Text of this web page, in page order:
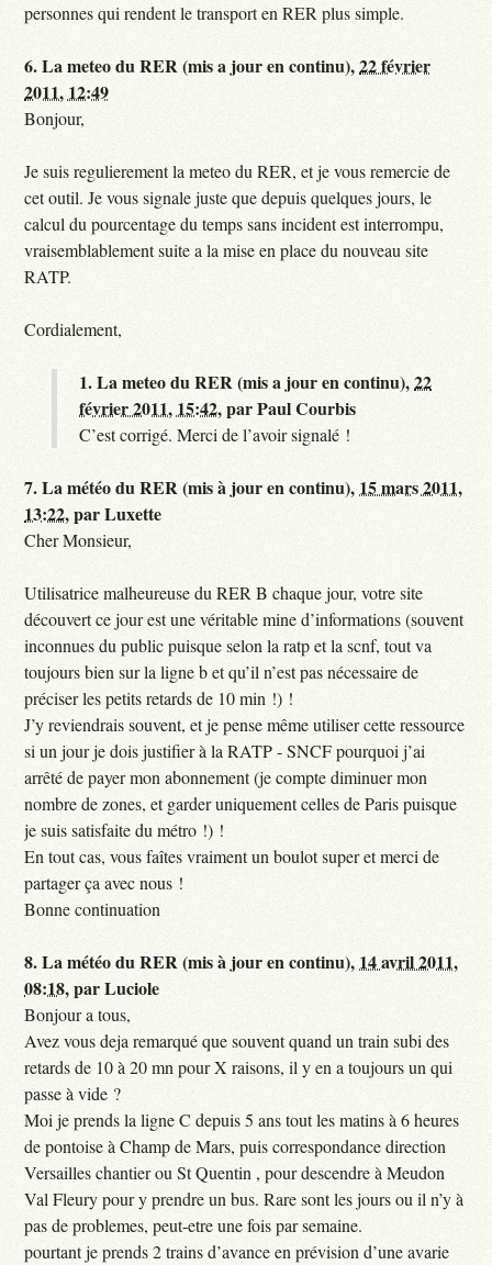
personnes qui rendent le transport en RER plus simple.
6.La meteo du RER (mis a jour en continu),22 février
2011, 12:49
Bonjour,
Je suis regulierement la meteo du RER, et je vous remercie de
cet outil. Je vous signale juste que depuis quelques jours, le
calcul du pourcentage du temps sans incident est interrompu,
vraisemblablement suite a la mise en place du nouveau site
RATP.
Cordialement,
1.La meteo du RER (mis a jour en continu),22
février 2011, 15:42,parPaul Courbis
C’est corrigé. Merci de l’avoir signalé !
7.La météo du RER (mis à jour en continu), 15 mars 2011,
13:22,parLuxette
Cher Monsieur,
Utilisatrice malheureuse du RER B chaque jour, votre site
découvert ce jour est une véritable mine d’informations (souvent
inconnues du public puisque selon la ratp et la scnf, tout va
toujours bien sur la ligne b et qu’il n’est pas nécessaire de
préciser les petits retards de 10 min !) !
J’y reviendrais souvent, et je pense même utiliser cette ressource
si un jour je dois justifier à la RATP - SNCF pourquoi j’ai
arrêté de payer mon abonnement (je compte diminuer mon
nombre de zones, et garder uniquement celles de Paris puisque
je suis satisfaite du métro !) !
En tout cas, vous faîtes vraiment un boulot super et merci de
partager ça avec nous !
Bonne continuation
8.La météo du RER (mis à jour en continu), 14 avril 2011,
08:18,parLuciole
Bonjour a tous,
Avez vous deja remarqué que souvent quand un train subi des
retards de 10 à 20 mn pour X raisons, il y en a toujours un qui
passe à vide ?
Moi je prends la ligne C depuis 5 ans tout les matins à 6 heures
de pontoise à Champ de Mars, puis correspondance direction
Versailles chantier ou St Quentin , pour descendre à Meudon
Val Fleury pour y prendre un bus. Rare sont les jours ou il n’y à
pas de problemes, peut-etre une fois par semaine.
pourtant je prends 2 trains d’avance en prévision d’une avarie